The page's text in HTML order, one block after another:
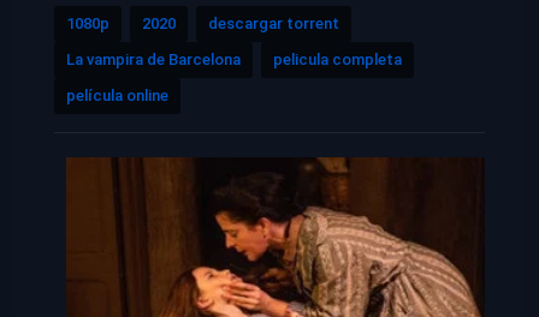
1080p 2020
descargar torrent
La vampira de Barcelona
pelicula completa
película online